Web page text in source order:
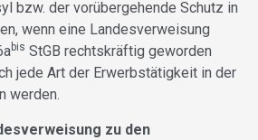
bzw. der vorübergehende Schutz in
wenn eine Landesverweisung
bis StGB rechtskräftig geworden
jede Art der Erwerbstätigkeit in der
werden.
zu den